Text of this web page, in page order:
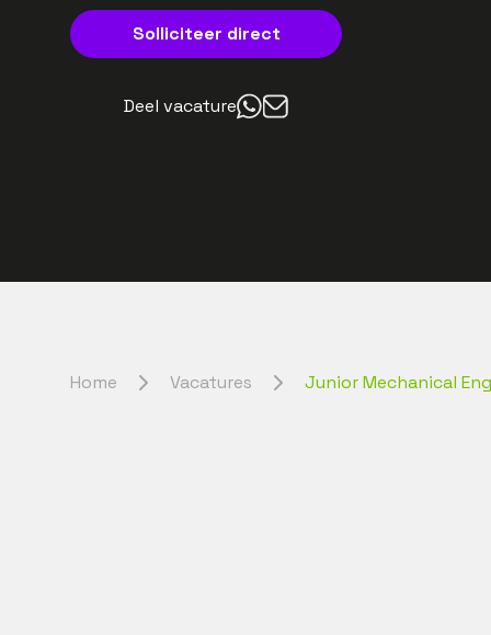
Solliciteer direct
Deel vacature
Home Vacatures Junior Mechanical